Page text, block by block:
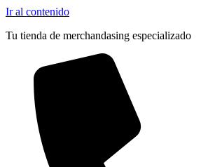
Ir al contenido
Tu tienda de merchandasing especializado